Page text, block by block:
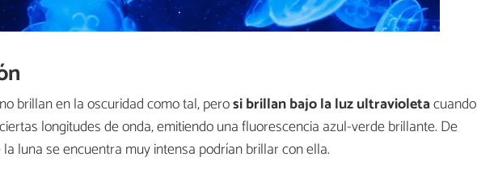
brillan en la oscuridad como tal, perosi brillan bajo la luz ultravioletacuando
longitudes de onda, emitiendo una fluorescencia azul-verde brillante. De
luna se encuentra muy intensa podrían brillar con ella.